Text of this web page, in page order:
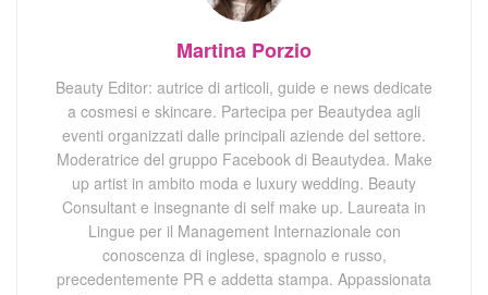
Martina Porzio
Beauty Editor: autrice di articoli, guide e news dedicate
a cosmesi e skincare. Partecipa per Beautydea agli
eventi organizzati dalle principali aziende del settore.
Moderatrice del gruppo Facebook di Beautydea. Make
up artist in ambito moda e luxury wedding. Beauty
Consultant e insegnante di self make up. Laureata in
Lingue per il Management Internazionale con
conoscenza di inglese, spagnolo e russo,
precedentemente PR e addetta stampa. Appassionata